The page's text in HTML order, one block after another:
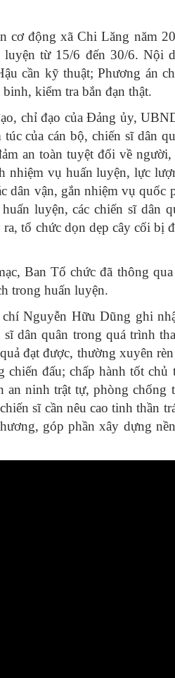
cơ động xã Chi Lăng năm
từ 15/6 đến 30/6. Nội
cần kỹ thuật; Phương án
kiểm tra bắn đạn thật.
chỉ đạo của Đảng ủy,
của cán bộ, chiến sĩ dân
an toàn tuyệt đối về
nhiệm vụ huấn luyện, lực
dân vận, gắn nhiệm vụ
luyện, các chiến sĩ dân
tổ chức dọn dẹp cây cối bị
Ban Tổ chức đã thông
trong huấn luyện.
Nguyễn Hữu Dũng ghi
sĩ dân quân trong quá trình
đạt được, thường xuyên
chiến đấu; chấp hành tốt
an ninh trật tự, phòng
sĩ cần nêu cao tinh thần
góp phần xây dựng